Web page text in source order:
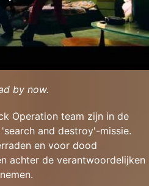
by now.
Operation team zijn in de
and destroy'-missie.
en voor dood
achter de verantwoordelijken